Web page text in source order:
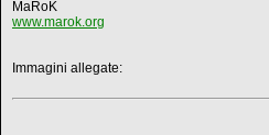
MaRoK
www.marok.org
Immagini allegate: